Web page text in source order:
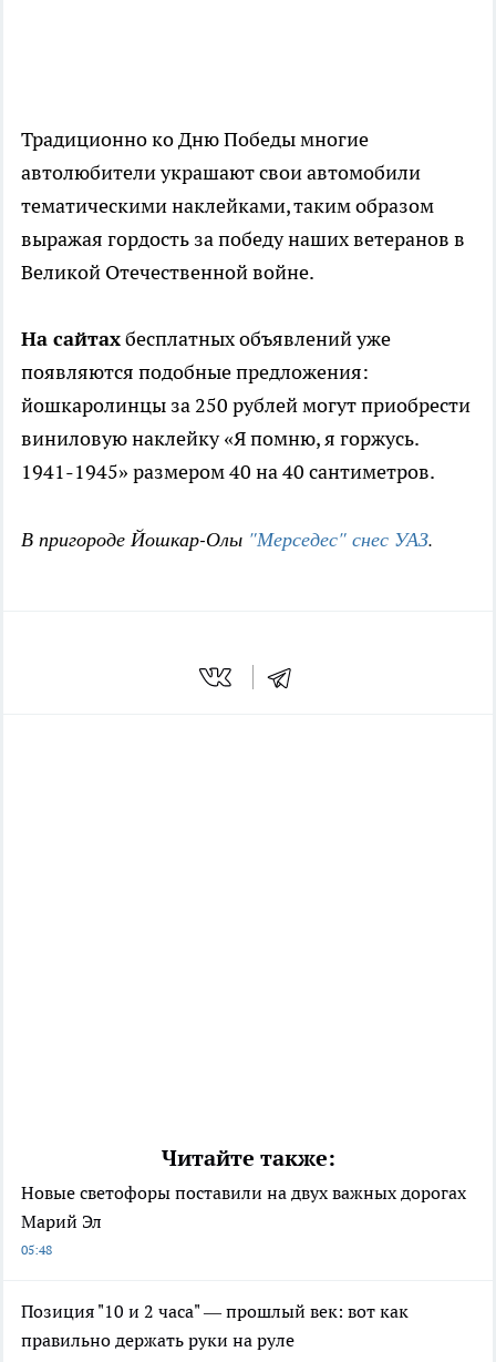
Традиционно ко Дню Победы многие
автолюбители украшают свои автомобили
тематическими наклейками, таким образом
выражая гордость за победу наших ветеранов в
Великой Отечественной войне.
На сайтахбесплатных объявлений уже
появляются подобные предложения:
йошкаролинцы за 250 рублей могут приобрести
виниловую наклейку «Я помню, я горжусь.
1941-1945» размером 40 на 40 сантиметров.
В пригороде Йошкар-Олы "Мерседес" снес УАЗ.
Читайте также:
Новые светофоры поставили на двух важных дорогах
Марий Эл
05:48
Позиция "10 и 2 часа" — прошлый век: вот как
правильно держать руки на руле